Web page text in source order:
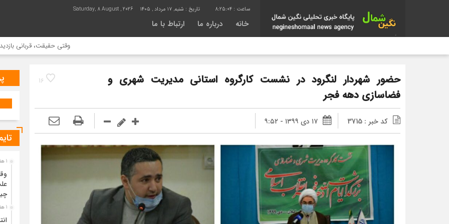
8:25:05 تاریخ : شنبه, ۱۷ مرداد , ۱۴۰۵ Saturday, 8 August , 2026
خانه درباره ما ارتباط با ما
وقتی حقیقت، قربانی بازدید
16
حضور شهردار لنگرود در نشست کارگروه استانی مدیریت شهری و
فضاسازی دهه فجر
کد خبر : 3715 ۱۷ دی ۱۳۹۹ - ۹:۵۲
1 هفته قبل
1 هفته قبل